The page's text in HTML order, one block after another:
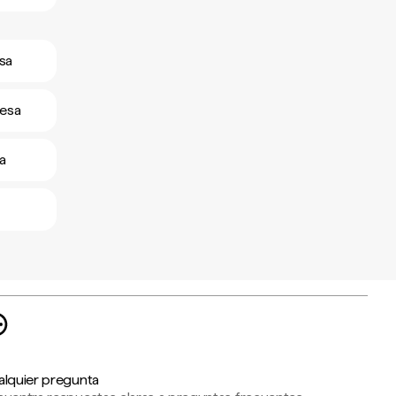
pregunta